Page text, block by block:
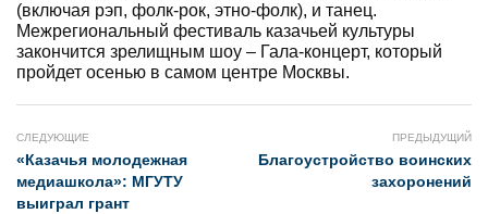
(включая рэп, фолк-рок, этно-фолк), и танец.
Межрегиональный фестиваль казачьей культуры
закончится зрелищным шоу – Гала-концерт, который
пройдет осенью в самом центре Москвы.
СЛЕДУЮЩИЕ
«Казачья молодежная
медиашкола»: МГУТУ
выиграл грант
ПРЕДЫДУЩИЙ
Благоустройство воинских
захоронений